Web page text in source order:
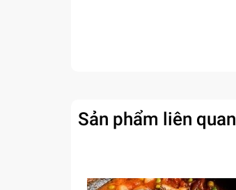
Sản phẩm liên quan